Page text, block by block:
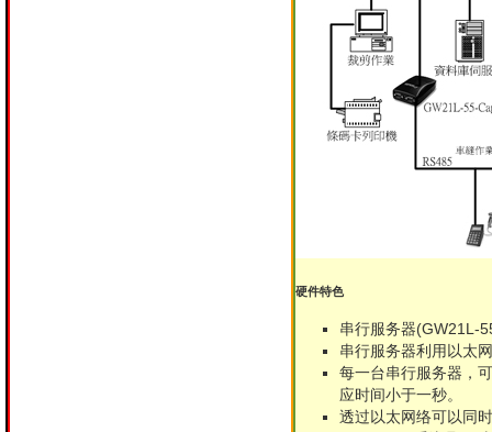
硬件特色
串行服务器(GW21L-
串行服务器利用以太
每一台串行服务器，
应时间小于一秒。
透过以太网络可以同